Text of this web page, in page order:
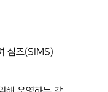
심즈(SIMS)